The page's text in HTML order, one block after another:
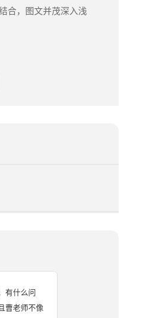
合，图文并茂深入浅
么问
师不像